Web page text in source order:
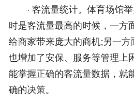
· 客流量统计。体育场馆举
时是客流量最高的时候，一方
给商家带来庞大的商机;另一
也增加了安保、服务等管理上
能掌握正确的客流量数据，就
确的决策。